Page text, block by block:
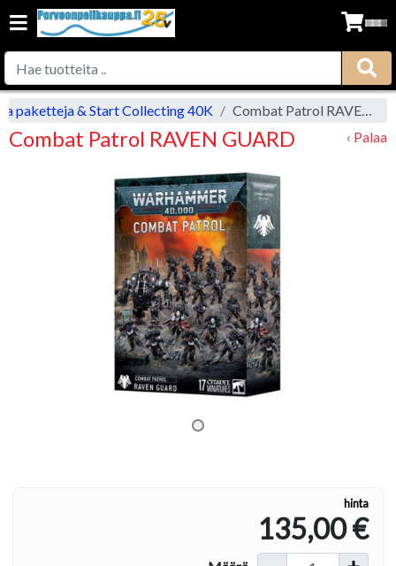
paketteja & Start Collecting 40K Combat Patrol RAVEN GUARD
Combat Patrol RAVEN GUARD ‹ Palaa
hinta
135,00 €